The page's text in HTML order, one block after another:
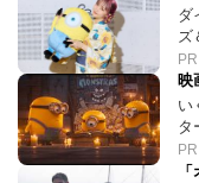
ダ
ズ
PR
映
い
タ
PR